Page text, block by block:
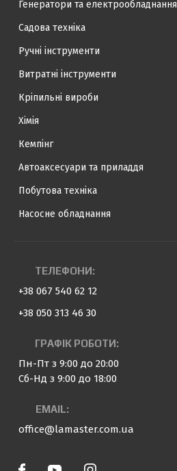
Генератори та електрообладнання
Садова техніка
Ручні інструменти
Витратні інструменти
Кріпильні вироби
Хімія
Кемпінг
Автоаксесуари та приладдя
Побутова техніка
Насосне обладнання
ТЕЛЕФОНИ:
+38 067 540 62 12
+38 050 313 46 30
ГРАФІК РОБОТИ:
Пн-Пт з 9:00 до 20:00
Сб-Нд з 9:00 до 18:00
EMAIL:
office@lamaster.com.ua